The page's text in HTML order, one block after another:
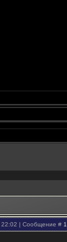
22:02 | Сообщение # 1